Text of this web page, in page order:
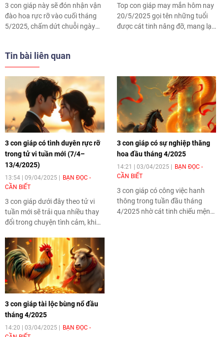
3 con giáp này sẽ đón nhận vận
đào hoa rực rỡ vào cuối tháng
5/2025, chấm dứt chuỗi ngày
Top con giáp may mắn hôm nay
20/5/2025 gọi tên những tuổi
được cát tinh nâng đỡ, mang lại
Tin bài liên quan
3 con giáp có tình duyên rực rỡ
trong tử vi tuần mới (7/4–
13/4/2025)
13:54 | 09/04/2025
BẠN ĐỌC -
CẦN BIẾT
3 con giáp dưới đây theo tử vi
tuần mới sẽ trải qua nhiều thay
đổi trong chuyện tình cảm, khi
mệnh mang đến cả cơ hội yêu
đương mới lạ lẫn những thử
thách bất ngờ trong các mối
quan hệ hiện tại.
3 con giáp có sự nghiệp thăng
hoa đầu tháng 4/2025
14:21 | 03/04/2025
BẠN ĐỌC -
CẦN BIẾT
3 con giáp có công việc hanh
thông trong tuần đầu tháng
4/2025 nhờ cát tinh chiếu mệnh.
3 con giáp tài lộc bùng nổ đầu
tháng 4/2025
14:20 | 03/04/2025
BẠN ĐỌC -